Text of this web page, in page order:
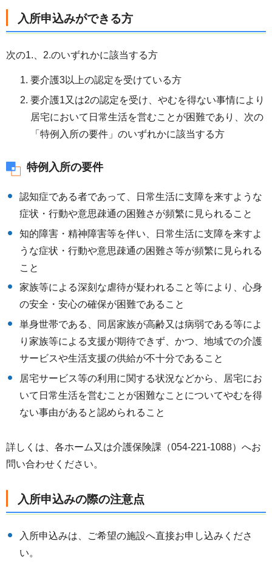
入所申込みができる方
次の1.、2.のいずれかに該当する方
要介護3以上の認定を受けている方
要介護1又は2の認定を受け、やむを得ない事情により
居宅において日常生活を営むことが困難であり、次の
「特例入所の要件」のいずれかに該当する方
特例入所の要件
認知症である者であって、日常生活に支障を来すような
症状・行動や意思疎通の困難さが頻繁に見られること
知的障害・精神障害等を伴い、日常生活に支障を来すよ
うな症状・行動や意思疎通の困難さ等が頻繁に見られる
こと
家族等による深刻な虐待が疑われること等により、心身
の安全・安心の確保が困難であること
単身世帯である、同居家族が高齢又は病弱である等によ
り家族等による支援が期待できず、かつ、地域での介護
サービスや生活支援の供給が不十分であること
居宅サービス等の利用に関する状況などから、居宅にお
いて日常生活を営むことが困難なことについてやむを得
ない事由があると認められること
詳しくは、各ホーム又は介護保険課（054-221-1088）へお
問い合わせください。
入所申込みの際の注意点
入所申込みは、ご希望の施設へ直接お申し込みくださ
い。